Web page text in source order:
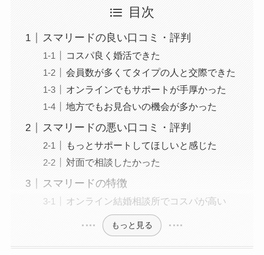
目次
スマリードの良い口コミ・評判
コスパ良く婚活できた
会員数が多くてタイプの人と交際できた
オンラインでもサポートが手厚かった
地方でもお見合いの機会が多かった
スマリードの悪い口コミ・評判
もっとサポートしてほしいと感じた
対面で相談したかった
スマリードの特徴
オンライン結婚相談所でコスパが高い
もっと見る